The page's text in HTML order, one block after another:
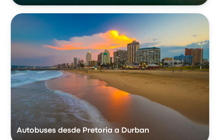
Autobuses desde Pretoria a Durban